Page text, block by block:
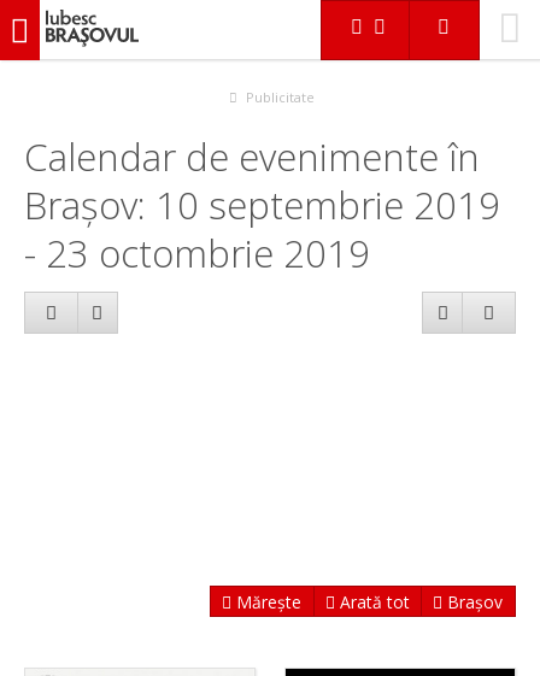
iubescbraşovul.ro
Publicitate
Calendar de evenimente în
Brașov: 10 septembrie 2019
- 23 octombrie 2019
Mărește Arată tot Brașov